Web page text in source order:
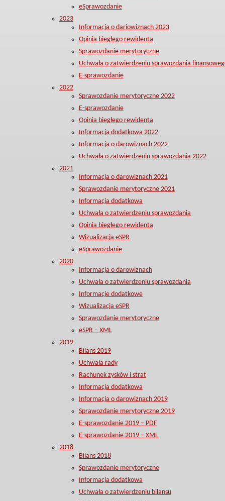
eSprawozdanie
2023
Informacja o dariowiznach 2023
Opinia biegłego rewidenta
Sprawozdanie merytoryczne
Uchwała o zatwierdzeniu sprawozdania
E-sprawozdanie
2022
Sprawozdanie merytoryczne 2022
E-sprawozdanie
Opinia biegłego rewidenta
Informacja dodatkowa 2022
Informacja o darowiznach 2022
Uchwała o zatwierdzeniu sprawozdania 2022
2021
Informacja o darowiznach 2021
Sprawozdanie merytoryczne 2021
Informacja dodatkowa
Uchwała o zatwierdzeniu sprawozdania
Opinia biegłego rewidenta
Wizualizacja eSPR
eSprawozdanie
2020
Informacja o darowiznach
Uchwała o zatwierdzeniu sprawozdania
Informacje dodatkowe
Wizualizacja eSPR
Sprawozdanie merytoryczne
eSPR – XML
2019
Bilans 2019
Uchwała rady
Rachunek zysków i strat
Informacja dodatkowa
Informacja o darowiznach 2019
Sprawozdanie merytoryczne 2019
E-sprawozdanie 2019 – PDF
E-sprawozdanie 2019 – XML
2018
Bilans 2018
Sprawozdanie merytoryczne
Informacja dodatkowa
Uchwała o zatwierdzeniu bilansu